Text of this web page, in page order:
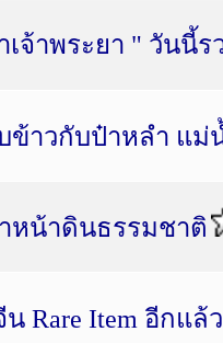
จ้าพระยา " วันนี้ร
ข้าวกับป๋าหลำ แม่
หน้าดินธรรมชาติ
Rare Item อีกแล้ว